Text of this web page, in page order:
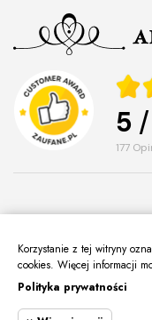
5
177
O Nas
Informacje
Korzystanie z tej witryny
cookies. Więcej informacji
Polityka prywatności